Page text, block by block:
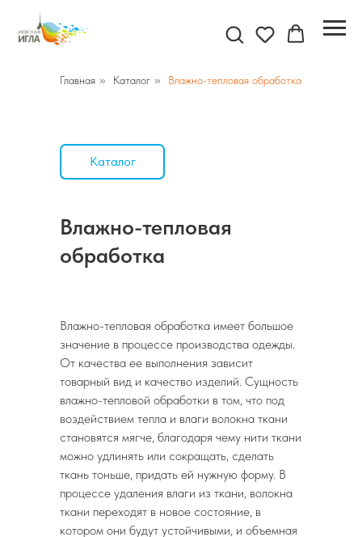
Главная » Каталог » Влажно-тепловая обработка
Влажно-тепловая
обработка
Каталог
Влажно-тепловая обработка имеет большое
значение в процессе производства одежды.
От качества ее выполнения зависит
товарный вид и качество изделий. Сущность
влажно-тепловой обработки в том, что под
воздействием тепла и влаги волокна ткани
становятся мягче, благодаря чему нити ткани
можно удлинять или сокращать, сделать
ткань тоньше, придать ей нужную форму. В
процессе удаления влаги из ткани, волокна
ткани переходят в новое состояние, в
котором они будут устойчивыми, и объемная